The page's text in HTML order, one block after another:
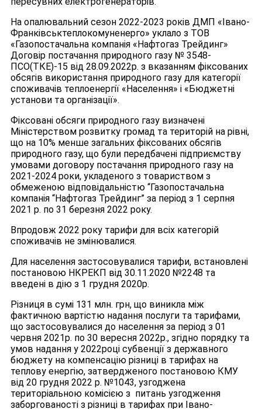
На опалювальний сезон 2022-2023 років ДМП «Івано-
Франківськтеплокомуненерго» уклало з ТОВ
«Газопостачальна компанія «Нафтогаз Трейдинг»
Договір постачання природного газу № 3548-
ПСО(ТКЕ)-15 від 28.09.2022р. з вказанням фіксованих
обсягів використання природного газу для категорії
споживачів теплоенергії «Населення» і «Бюджетні
установи та організації».
Фіксовані обсяги природного газу визначені
Міністерством розвитку громад та територій на рівні,
що на 10% менше загальних фіксованих обсягів
природного газу, що були передбачені підприємству
умовами договору постачання природного газу на
2021-2024 роки, укладеного з товариством з
обмеженою відповідальністю “Газопостачальна
компанія “Нафтогаз Трейдинг” за період з 1 серпня
2021 р. по 31 березня 2022 року.
Впродовж 2022 року тарифи для всіх категорій
споживачів не змінювалися.
Для населення застосовувалися тарифи, встановлені
постановою НКРЕКП від 30.11.2020 №2248 та
введені в дію з 1 грудня 2020р.
Різниця в сумі 131 млн. грн, що виникла між
фактичною вартістю надання послуги та тарифами,
що застосовувалися до населення за період з 01
червня 2021р. по 30 вересня 2022р., згідно порядку та
умов надання у 2022році субвенції з державного
бюджету на компенсацію різниці в тарифах на
теплову енергію, затвердженого постановою КМУ
від 20 грудня 2022 р. №1043, узгоджена
територіальною комісією з питань узгодження
заборгованості з різниці в тарифах при Івано-